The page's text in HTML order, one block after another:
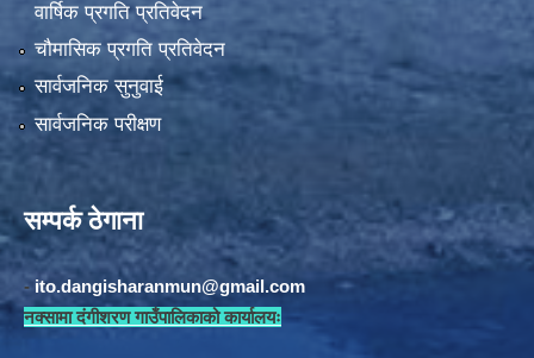
वार्षिक प्रगति प्रतिवेदन
चौमासिक प्रगति प्रतिवेदन
सार्वजनिक सुनुवाई
सार्वजनिक परीक्षण
सम्पर्क ठेगाना
- ito.dangisharanmun@gmail.com
नक्सामा दंगीशरण गाउँपालिकाको कार्यालयः